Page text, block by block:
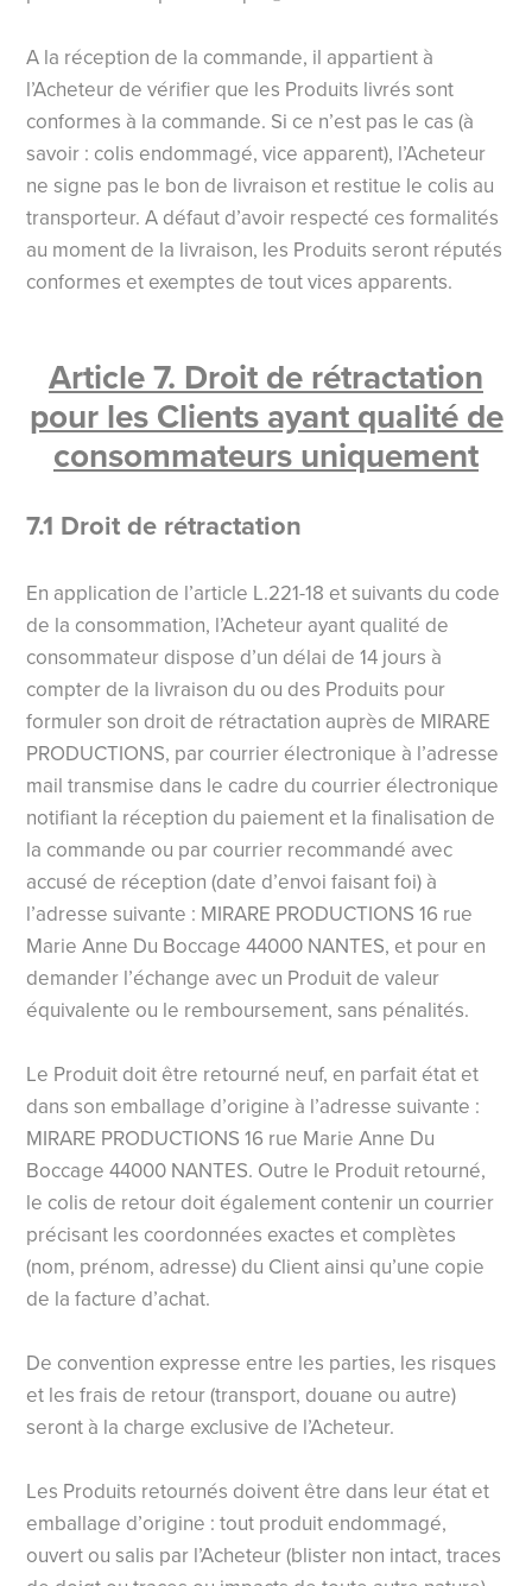
A la réception de la commande, il appartient à
l’Acheteur de vérifier que les Produits livrés sont
conformes à la commande. Si ce n’est pas le cas (à
savoir : colis endommagé, vice apparent), l’Acheteur
ne signe pas le bon de livraison et restitue le colis au
transporteur. A défaut d’avoir respecté ces formalités
au moment de la livraison, les Produits seront réputés
conformes et exemptes de tout vices apparents.
Article 7. Droit de rétractation
pour les Clients ayant qualité de
consommateurs uniquement
7.1 Droit de rétractation
En application de l’article L.221-18 et suivants du code
de la consommation, l’Acheteur ayant qualité de
consommateur dispose d’un délai de 14 jours à
compter de la livraison du ou des Produits pour
formuler son droit de rétractation auprès de MIRARE
PRODUCTIONS, par courrier électronique à l’adresse
mail transmise dans le cadre du courrier électronique
notifiant la réception du paiement et la finalisation de
la commande ou par courrier recommandé avec
accusé de réception (date d’envoi faisant foi) à
l’adresse suivante : MIRARE PRODUCTIONS 16 rue
Marie Anne Du Boccage 44000 NANTES, et pour en
demander l’échange avec un Produit de valeur
équivalente ou le remboursement, sans pénalités.
Le Produit doit être retourné neuf, en parfait état et
dans son emballage d’origine à l’adresse suivante :
MIRARE PRODUCTIONS 16 rue Marie Anne Du
Boccage 44000 NANTES. Outre le Produit retourné,
le colis de retour doit également contenir un courrier
précisant les coordonnées exactes et complètes
(nom, prénom, adresse) du Client ainsi qu’une copie
de la facture d’achat.
De convention expresse entre les parties, les risques
et les frais de retour (transport, douane ou autre)
seront à la charge exclusive de l’Acheteur.
Les Produits retournés doivent être dans leur état et
emballage d’origine : tout produit endommagé,
ouvert ou salis par l’Acheteur (blister non intact, traces